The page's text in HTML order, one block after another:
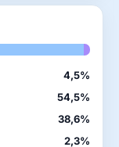
4,5%
54,5%
38,6%
2,3%